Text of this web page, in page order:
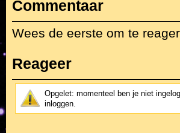
Commentaar
Wees de eerste om te
Reageer
Opgelet: momenteel ben je niet
inloggen.